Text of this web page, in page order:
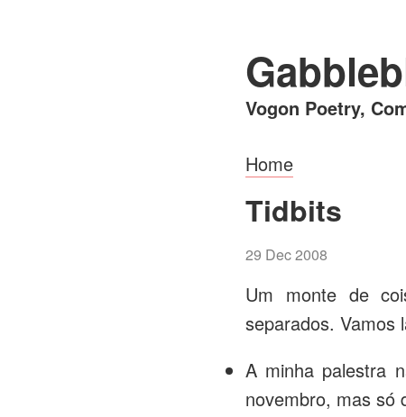
Vogon Poetry,
Home
Tidbits
29 Dec 2008
Um monte de
separados. Vamos
A minha palestra
novembro, mas só